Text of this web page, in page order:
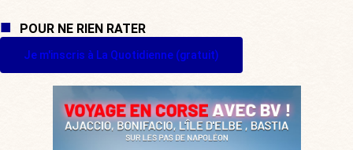
POUR NE RIEN RATER
Je m'inscris à La Quotidienne (gratuit)